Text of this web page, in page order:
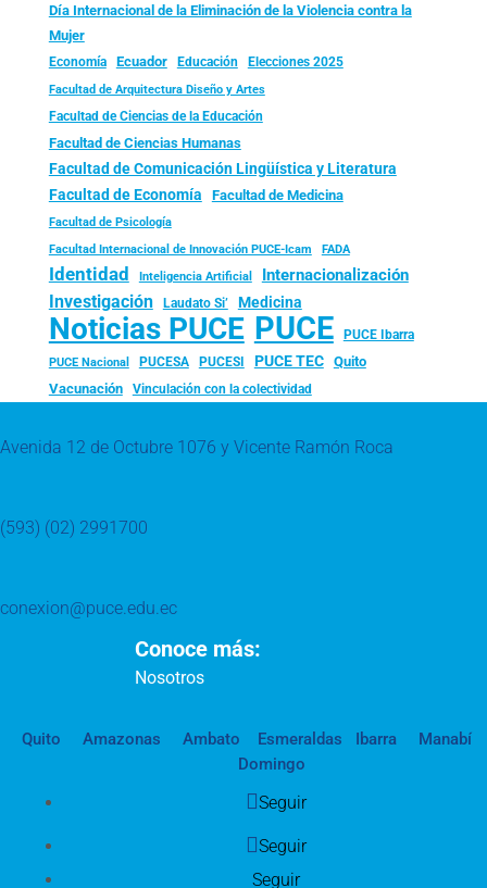
Día Internacional de la Eliminación de la Violencia contra la
Mujer
Economía Ecuador Educación Elecciones 2025
Facultad de Arquitectura Diseño y Artes
Facultad de Ciencias de la Educación
Facultad de Ciencias Humanas
Facultad de Comunicación Lingüística y Literatura
Facultad de Economía Facultad de Medicina
Facultad de Psicología
Facultad Internacional de Innovación PUCE-Icam FADA
Identidad Inteligencia Artificial Internacionalización
Investigación Laudato Si’ Medicina
Noticias PUCE PUCE PUCE Ibarra
PUCE Nacional PUCESA PUCESI PUCE TEC
Quito
Vacunación
Vinculación con la colectividad
Avenida 12 de Octubre 1076 y Vicente Ramón Roca
(593) (02) 2991700
conexion@puce.edu.ec
Conoce más:
Nosotros
Quito Amazonas Ambato Esmeraldas Ibarra
Manabí
Domingo
Seguir
Seguir
Seguir